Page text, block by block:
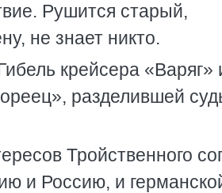
Рушится старый,
не знает никто.
крейсера «Варяг»
разделившей
Тройственного
и Россию, и